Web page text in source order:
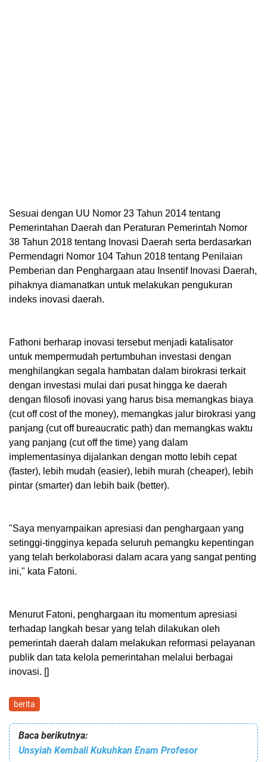
Sesuai dengan UU Nomor 23 Tahun 2014 tentang
Pemerintahan Daerah dan Peraturan Pemerintah Nomor
38 Tahun 2018 tentang Inovasi Daerah serta berdasarkan
Permendagri Nomor 104 Tahun 2018 tentang Penilaian
Pemberian dan Penghargaan atau Insentif Inovasi Daerah,
pihaknya diamanatkan untuk melakukan pengukuran
indeks inovasi daerah.
Fathoni berharap inovasi tersebut menjadi katalisator
untuk mempermudah pertumbuhan investasi dengan
menghilangkan segala hambatan dalam birokrasi terkait
dengan investasi mulai dari pusat hingga ke daerah
dengan filosofi inovasi yang harus bisa memangkas biaya
(cut off cost of the money), memangkas jalur birokrasi yang
panjang (cut off bureaucratic path) dan memangkas waktu
yang panjang (cut off the time) yang dalam
implementasinya dijalankan dengan motto lebih cepat
(faster), lebih mudah (easier), lebih murah (cheaper), lebih
pintar (smarter) dan lebih baik (better).
"Saya menyampaikan apresiasi dan penghargaan yang
setinggi-tingginya kepada seluruh pemangku kepentingan
yang telah berkolaborasi dalam acara yang sangat penting
ini," kata Fatoni.
Menurut Fatoni, penghargaan itu momentum apresiasi
terhadap langkah besar yang telah dilakukan oleh
pemerintah daerah dalam melakukan reformasi pelayanan
publik dan tata kelola pemerintahan melalui berbagai
inovasi. []
berita
Baca berikutnya:
Unsyiah Kembali Kukuhkan Enam Profesor